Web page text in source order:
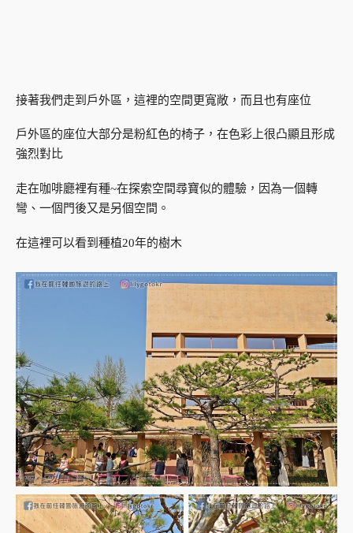
接著我們走到戶外區，這裡的空間更寬敞，而且也有座位
戶外區的座位大部分是粉紅色的椅子，在色彩上很凸顯且形成
強烈對比
走在咖啡廳裡有種~在探索空間尋寶似的體驗，因為一個轉
彎、一個門後又是另個空間。
在這裡可以看到種植20年的樹木